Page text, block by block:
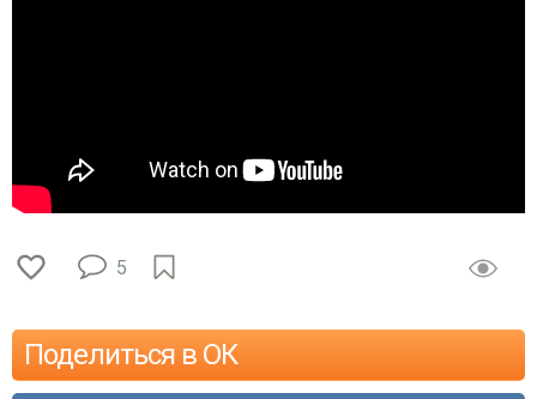
5
Поделиться в ОК